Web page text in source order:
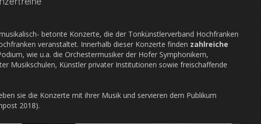
betonte Konzerte, die der Tonkünstlerverband Hochfranken
veranstaltet. Innerhalb dieser Konzerte finden zahlreiche
wie u.a. die Orchestermusiker der Hofer Symphonikern,
Musikschulen, Künstler privater Institutionen sowie freischaffende
sie die Konzerte mit ihrer Musik und servieren dem Publikum
2018).